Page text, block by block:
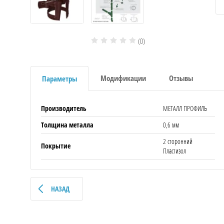
(0)
Параметры Модификации Отзывы
Производитель
МЕТАЛЛ ПРОФИЛЬ
Толщина металла
0,6 мм
Покрытие
2 сторонний
Пластизол
НАЗАД